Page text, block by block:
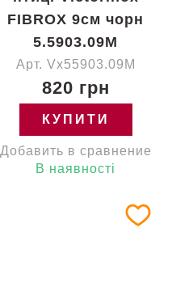
FIBROX 9см чорн
5.5903.09M
Арт. Vx55903.09M
820 грн
КУПИТИ
Добавить в сравнение
В наявності